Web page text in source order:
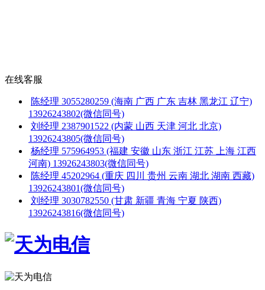
在线客服
陈经理 3055280259 (海南 广西 广东 吉林 黑龙江 辽宁)
13926243802(微信同号)
刘经理 2387901522 (内蒙 山西 天津 河北 北京)
13926243805(微信同号)
杨经理 575964953 (福建 安徽 山东 浙江 江苏 上海 江西
河南) 13926243803(微信同号)
陈经理 45202964 (重庆 四川 贵州 云南 湖北 湖南 西藏)
13926243801(微信同号)
刘经理 3030782550 (甘肃 新疆 青海 宁夏 陕西)
13926243816(微信同号)